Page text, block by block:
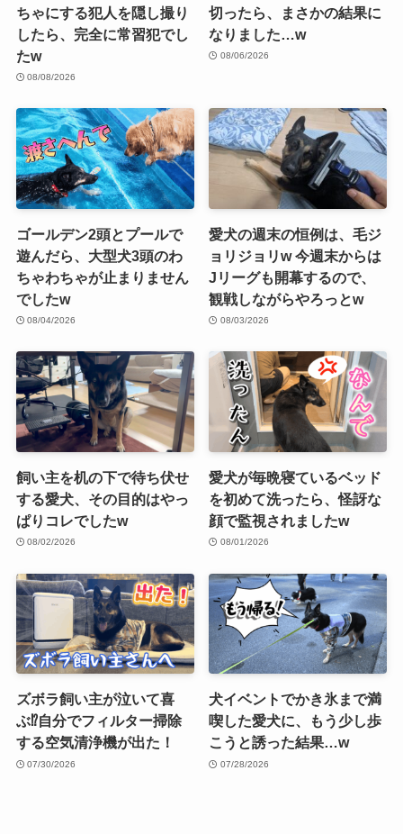
ちゃにする犯人を隠し撮り
したら、完全に常習犯でし
たw
08/08/2026
切ったら、まさかの結果に
なりました…w
08/06/2026
ゴールデン2頭とプールで
遊んだら、大型犬3頭のわ
ちゃわちゃが止まりません
でしたw
08/04/2026
愛犬の週末の恒例は、毛ジ
ョリジョリw 今週末からは
Jリーグも開幕するので、
観戦しながらやろっとw
08/03/2026
飼い主を机の下で待ち伏せ
する愛犬、その目的はやっ
ぱりコレでしたw
08/02/2026
愛犬が毎晩寝ているベッド
を初めて洗ったら、怪訝な
顔で監視されましたw
08/01/2026
ズボラ飼い主が泣いて喜
ぶ⁉︎自分でフィルター掃除
する空気清浄機が出た！
07/30/2026
犬イベントでかき氷まで満
喫した愛犬に、もう少し歩
こうと誘った結果…w
07/28/2026